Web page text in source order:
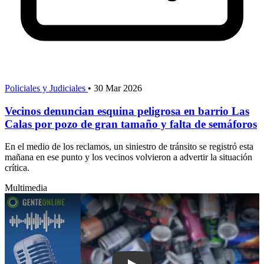
Policiales y Judiciales • 30 Mar 2026
Vecinos denuncian esquina peligrosa en barrio Las
Calas por pozo de gran tamaño y falta de semáforos
En el medio de los reclamos, un siniestro de tránsito se registró esta
mañana en ese punto y los vecinos volvieron a advertir la situación
crítica.
Multimedia